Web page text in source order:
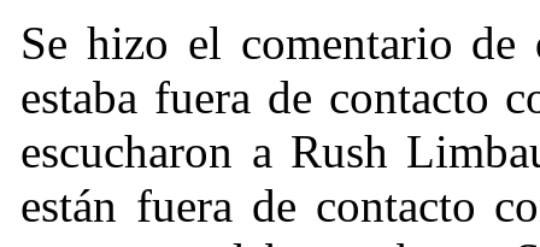
Se hizo el comentario
estaba fuera de contacto
escucharon a Rush
están fuera de contacto